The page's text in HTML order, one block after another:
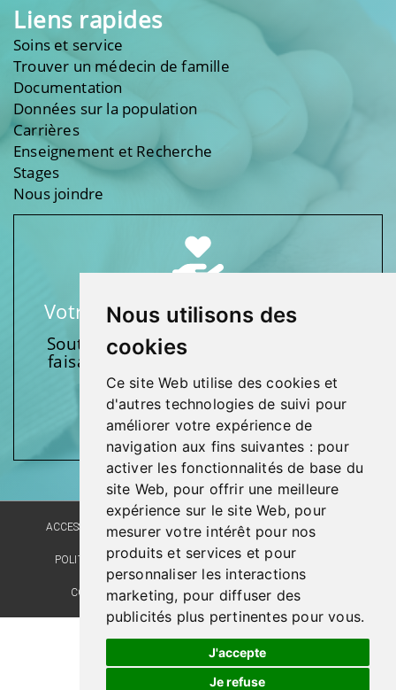
Nous utilisons des
cookies
Ce site Web utilise des cookies et
d'autres technologies de suivi pour
améliorer votre expérience de
navigation aux fins suivantes : pour
activer les fonctionnalités de base du
site Web, pour offrir une meilleure
expérience sur le site Web, pour
mesurer votre intérêt pour nos
produits et services et pour
personnaliser les interactions
marketing, pour diffuser des
publicités plus pertinentes pour vous.
J'accepte
Je refuse
Liens rapides
Soins et service
Trouver un médecin de famille
Documentation
Données sur la population
Carrières
Enseignement et Recherche
Stages
Nous joindre
Votre soutien fait une différence
Soutenez l’une de nos fondations en
faisant un don et en participant aux
activités.
Donnez généreusement!
ACCESSIBILITÉ PLAN DU SITE POLITIQUE LINGUISTIQUE
POLITIQUE DE CONFIDENTIALITÉ RÉALISATION DU SITE
COMMENTAIRES, SUGGESTIONS, REMERCIEMENTS
Dernière mise à jour : 10 septembre 2020